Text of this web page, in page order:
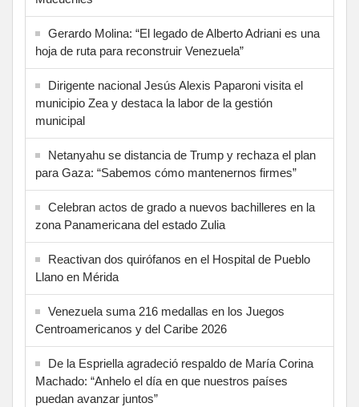
Gerardo Molina: “El legado de Alberto Adriani es una
hoja de ruta para reconstruir Venezuela”
Dirigente nacional Jesús Alexis Paparoni visita el
municipio Zea y destaca la labor de la gestión
municipal
Netanyahu se distancia de Trump y rechaza el plan
para Gaza: “Sabemos cómo mantenernos firmes”
Celebran actos de grado a nuevos bachilleres en la
zona Panamericana del estado Zulia
Reactivan dos quirófanos en el Hospital de Pueblo
Llano en Mérida
Venezuela suma 216 medallas en los Juegos
Centroamericanos y del Caribe 2026
De la Espriella agradeció respaldo de María Corina
Machado: “Anhelo el día en que nuestros países
puedan avanzar juntos”